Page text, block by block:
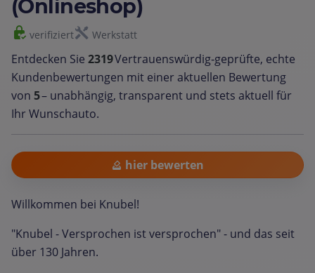
(Onlineshop)
verifiziert Werkstatt
Entdecken Sie 2319Vertrauenswürdig‑geprüfte, echte
Kundenbewertungen mit einer aktuellen Bewertung
von 5– unabhängig, transparent und stets aktuell für
Ihr Wunschauto.
hier bewerten
Willkommen bei Knubel!
"Knubel - Versprochen ist versprochen" - und das seit
über 130 Jahren.